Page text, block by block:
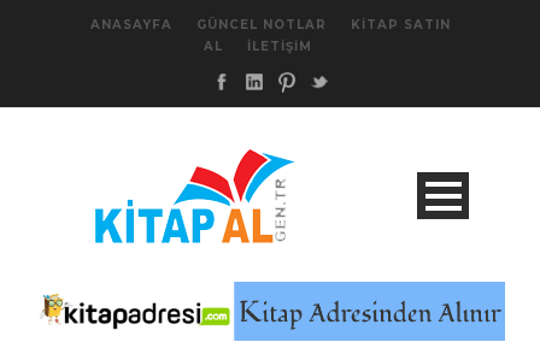
ANASAYFA GÜNCEL NOTLAR
KITAP SATIN
AL
İLETIŞIM